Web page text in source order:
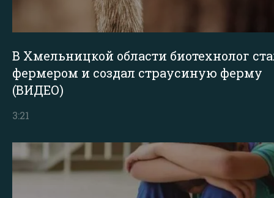
В Хмельницкой области биотехнолог
фермером и создал страусиную ферму
(ВИДЕО)
3:21